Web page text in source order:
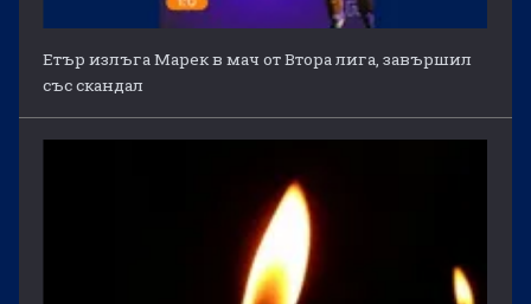
Етър излъга Марек в мач от Втора лига, завършил
със скандал